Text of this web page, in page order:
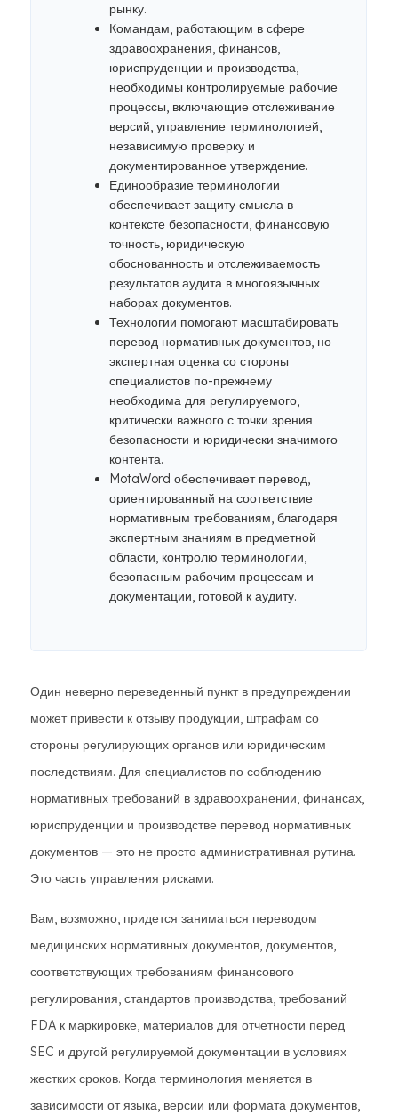
рынку.
Командам, работающим в сфере
здравоохранения, финансов,
юриспруденции и производства,
необходимы контролируемые рабочие
процессы, включающие отслеживание
версий, управление терминологией,
независимую проверку и
документированное утверждение.
Единообразие терминологии
обеспечивает защиту смысла в
контексте безопасности, финансовую
точность, юридическую
обоснованность и отслеживаемость
результатов аудита в многоязычных
наборах документов.
Технологии помогают масштабировать
перевод нормативных документов, но
экспертная оценка со стороны
специалистов по-прежнему
необходима для регулируемого,
критически важного с точки зрения
безопасности и юридически значимого
контента.
MotaWord обеспечивает перевод,
ориентированный на соответствие
нормативным требованиям, благодаря
экспертным знаниям в предметной
области, контролю терминологии,
безопасным рабочим процессам и
документации, готовой к аудиту.
Один неверно переведенный пункт в предупреждении
может привести к отзыву продукции, штрафам со
стороны регулирующих органов или юридическим
последствиям. Для специалистов по соблюдению
нормативных требований в здравоохранении, финансах,
юриспруденции и производстве перевод нормативных
документов — это не просто административная рутина.
Это часть управления рисками.
Вам, возможно, придется заниматься переводом
медицинских нормативных документов, документов,
соответствующих требованиям финансового
регулирования, стандартов производства, требований
FDA к маркировке, материалов для отчетности перед
SEC и другой регулируемой документации в условиях
жестких сроков. Когда терминология меняется в
зависимости от языка, версии или формата документов,